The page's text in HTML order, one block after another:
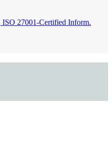
27001-Certified Inform.